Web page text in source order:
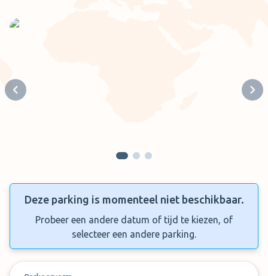
Previous slide
Deze parking is momenteel niet beschikbaar.
Probeer een andere datum of tijd te kiezen, of
selecteer een andere parking.